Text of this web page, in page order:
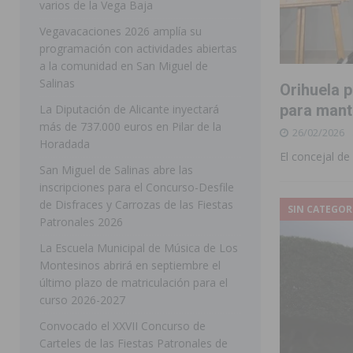
[ 05/08/2026 ]
Orihuela ultima diferentes soluciones
CEIP Virgen de la Puerta
ORIHUELA
[ 05/08/2026 ] Sanidad Orihuela llama a observar el
los desplazamientos
ORIHUELA
Orihuela acogerá una sesión
ORIHUELA
[ 06/08/2026 ]
Redován presenta la programación de
[ 06/08/2026 ] El PSOE denuncia una nueva prórroga
[ 06/08/2026 ]
La Diputación destina dos millones
ellos varios de la Vega Baja
[ 06/08/2026 ] Vegavacaciones 2026 amplía su
Orihuela
para
26/02/2026
El concejal
SIN
varios de la Vega Baja
Vegavacaciones 2026 amplía su
programación con actividades abiertas
a la comunidad en San Miguel de
Salinas
La Diputación de Alicante inyectará
más de 737.000 euros en Pilar de la
Horadada
San Miguel de Salinas abre las
inscripciones para el Concurso-Desfile
de Disfraces y Carrozas de las Fiestas
Patronales 2026
La Escuela Municipal de Música de Los
Montesinos abrirá en septiembre el
último plazo de matriculación para el
curso 2026-2027
Convocado el XXVII Concurso de
Carteles de las Fiestas Patronales de